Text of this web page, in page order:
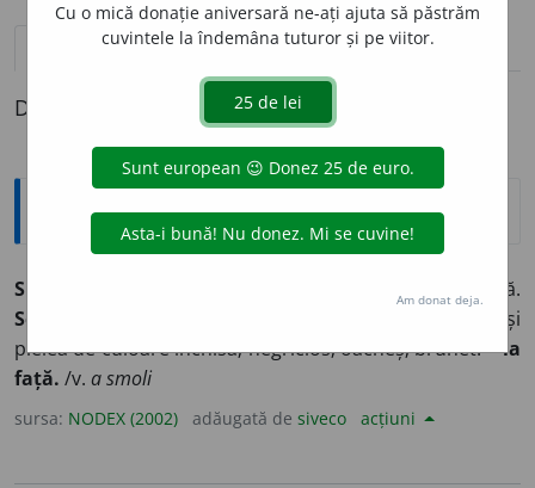
definiții (1)
Definiția cu ID-ul 353749:
Explicative DEX
SMOL
1) Care este uns cu smoală.
Scândură ~tă.
Care are părul negru și
pielea de culoare închisă; negricios; oacheș; brunet.~ la
față. /v. a smoli
sursa: NODEX (2002) adăugată de siveco acțiuni
Cu o mică donație aniversară ne-ați ajuta să păstrăm
cuvintele la îndemâna tuturor și pe viitor.
Am donat deja.